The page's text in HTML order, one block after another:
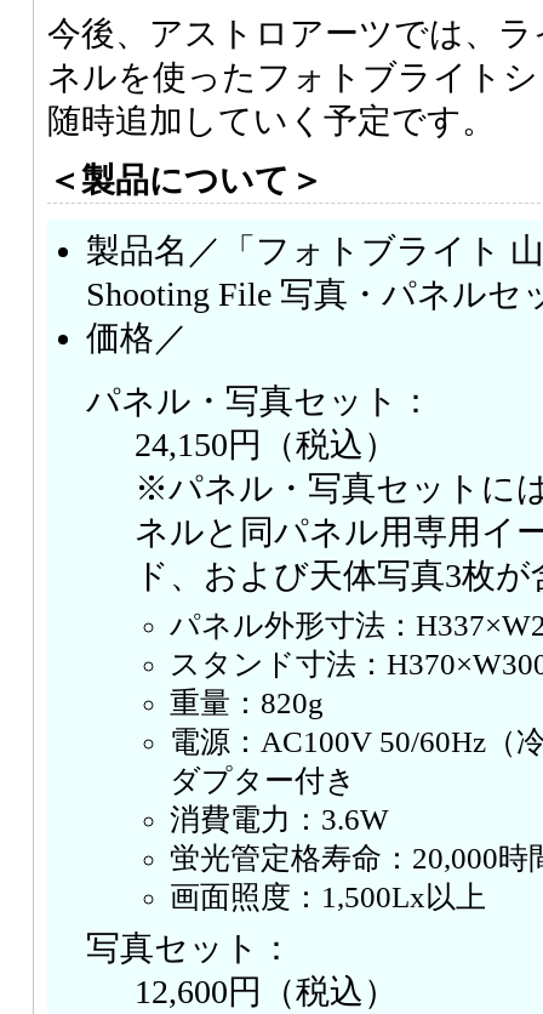
今後、アストロアーツでは、
ネルを使ったフォトブライト
随時追加していく予定です。
＜製品について＞
製品名／「フォトブライト
Shooting File 写真・パネルセ
価格／
パネル・写真セット：
24,150円（税込）
※パネル・写真セットに
ネルと同パネル用専用イ
ド、および天体写真3枚
パネル外形寸法：
スタンド寸法：
重量：820g
電源：AC100V 50/60Hz（
ダプター付き
消費電力：3.6W
蛍光管定格寿命：20,000
画面照度：1,500Lx以上
写真セット：
12,600円（税込）